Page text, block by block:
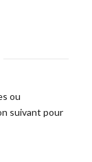
ou
suivant pour